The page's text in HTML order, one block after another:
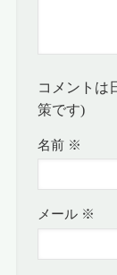
コメントは
策です)
名前 ※
メール ※